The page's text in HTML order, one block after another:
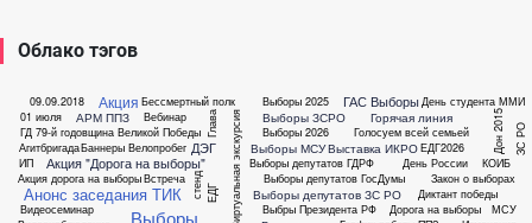
Облако тэгов
01 июля
09.09.2018
79-й годовщина Великой Победы
АРМ ППЗ
Агитбригада
Акция
Акция "Дорога на выборы"
Акция дорога на выборы
Анонс заседания ТИК
Баннеры
Бессмертный полк
Вебинар
Велопробег
Видеосеминар Виртуальная экскурсия
Встреча
Выборы
Выборы 2025
Выборы 2026
Выборы ЗСРО
Выборы МСУ
Выборы депутатов ГДРФ
Выборы депутатов ГосДумы
Выборы депутатов ЗС РО
Выбры Президента РФ
Выставка ИКРО
ГАС Выборы
ГД Глава Голосуем всей семьей
Горячая линия
ДЭГ
День России
День студента
Диктант победы
Дон 2015
Дорога на выборы
ЕДГ
ЕДГ2026 ЗС РО
Закон о выборах
ИП КОИБ
ММИ
МСУ
стенд